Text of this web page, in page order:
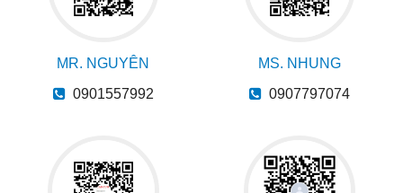
MR. NGUYÊN
0901557992
MS. NHUNG
0907797074